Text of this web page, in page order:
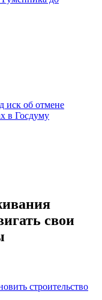
иск об отмене
в Госдуму
свои
строительство